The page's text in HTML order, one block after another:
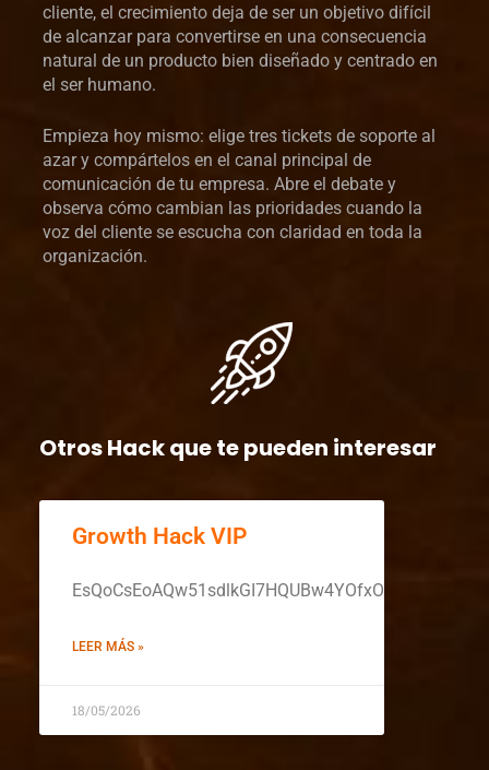
cliente, el crecimiento deja de ser un objetivo difícil
de alcanzar para convertirse en una consecuencia
natural de un producto bien diseñado y centrado en
el ser humano.
Empieza hoy mismo: elige tres tickets de soporte al
azar y compártelos en el canal principal de
comunicación de tu empresa. Abre el debate y
observa cómo cambian las prioridades cuando la
voz del cliente se escucha con claridad en toda la
organización.
Otros Hack que te pueden interesar
Growth Hack VIP
LEER MÁS »
18/05/2026